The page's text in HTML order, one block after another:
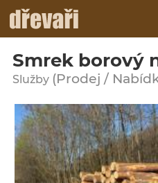
Smrek borový
Služby (Prodej /